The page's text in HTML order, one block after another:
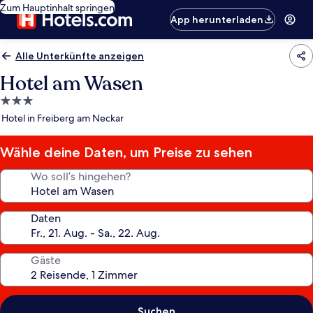
Zum Hauptinhalt springen
App herunterladen
Alle Unterkünfte anzeigen
Hotel am Wasen
3.0-
Sterne-
Hotel in Freiberg am Neckar
Wähle deine Daten, um Preise zu sehen
Wo soll’s hingehen?
Daten
Gäste